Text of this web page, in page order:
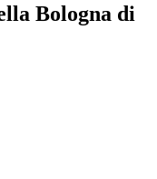
Bologna di